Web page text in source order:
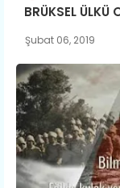
BRÜKSEL
Şubat 06, 2019